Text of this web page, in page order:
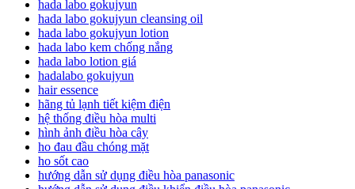
hada labo gokujyun
hada labo gokujyun cleansing oil
hada labo gokujyun lotion
hada labo kem chống nắng
hada labo lotion giá
hadalabo gokujyun
hair essence
hãng tủ lạnh tiết kiệm điện
hệ thống điều hòa multi
hình ảnh điều hòa cây
ho đau đầu chóng mặt
ho sốt cao
hướng dẫn sử dụng điều hòa panasonic